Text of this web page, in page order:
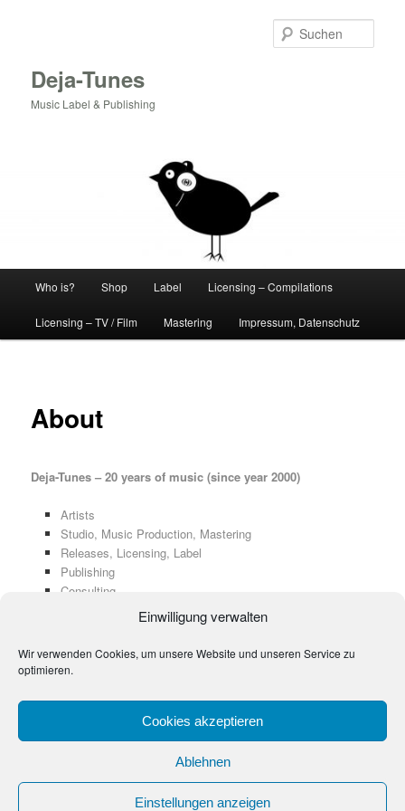
Einwilligung verwalten
Wir verwenden Cookies, um unsere Website und unseren Service zu
optimieren.
Cookies akzeptieren
Ablehnen
Einstellungen anzeigen
Deja-Tunes
Music Label & Publishing
Who is? Shop Label Licensing – Compilations
Licensing – TV / Film Mastering Impressum, Datenschutz
About
Deja-Tunes – 20 years of music (since year 2000)
Artists
Studio, Music Production, Mastering
Releases, Licensing, Label
Publishing
Consulting
Advertisement
Impressum & Datenschutzerklärung Stolz präsentiert von WordPress